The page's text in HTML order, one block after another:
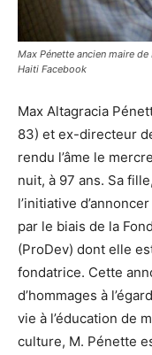
Max Pénette ancien maire
Haiti Facebook
Max Altagracia
83) et ex-directeur
rendu l’âme le
nuit, à 97 ans. Sa
l’initiative
par le biais de la
(ProDev) dont elle
fondatrice. Cette
d’hommages à
vie à l’éducation de
culture, M. Pénette